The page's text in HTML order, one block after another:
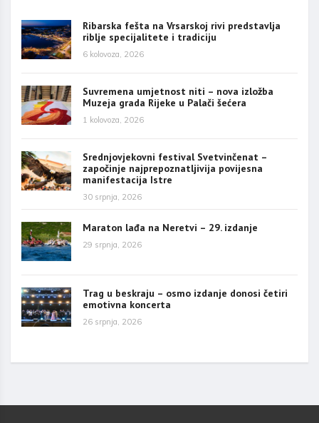
Ribarska fešta na Vrsarskoj rivi predstavlja
riblje specijalitete i tradiciju
6 kolovoza, 2026
Suvremena umjetnost niti – nova izložba
Muzeja grada Rijeke u Palači šećera
1 kolovoza, 2026
Srednjovjekovni festival Svetvinčenat –
započinje najprepoznatljivija povijesna
manifestacija Istre
30 srpnja, 2026
Maraton lađa na Neretvi – 29. izdanje
29 srpnja, 2026
Trag u beskraju – osmo izdanje donosi četiri
emotivna koncerta
26 srpnja, 2026